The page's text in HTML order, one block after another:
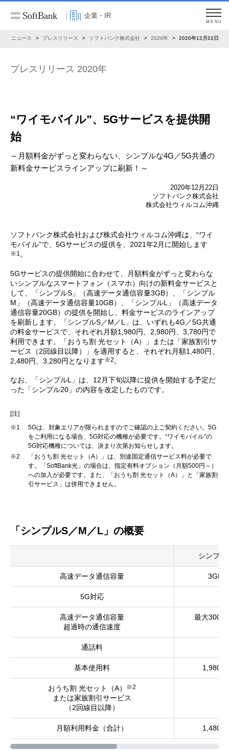
企業・IR
MENU
ニュース プレスリリース ソフトバンク株式会社 2020年 2020年12月22日
プレスリリース 2020年
“ワイモバイル”、5Gサービスを提供開
始
～月額料金がずっと変わらない、シンプルな4G／5G共通の
新料金サービスラインアップに刷新！～
2020年12月22日
ソフトバンク株式会社
株式会社ウィルコム沖縄
ソフトバンク株式会社および株式会社ウィルコム沖縄は、“ワイ
モバイル”で、5Gサービスの提供を、2021年2月に開始します
※1 。
5Gサービスの提供開始に合わせて、月額料金がずっと変わらな
いシンプルなスマートフォン（スマホ）向けの新料金サービスと
して、「シンプルS」（高速データ通信容量3GB）、「シンプル
M」（高速データ通信容量10GB）、「シンプルL」（高速データ
通信容量20GB）の提供を開始し、料金サービスのラインアップ
を刷新します。「シンプルS／M／L」は、いずれも4G／5G共通
の料金サービスで、それぞれ月額1,980円、2,980円、3,780円で
利用できます。「おうち割 光セット（A）」または「家族割引サ
ービス（2回線目以降）」を適用すると、それぞれ月額1,480円、
2,480円、3,280円となります※2 。
なお、「シンプルL」は、12月下旬以降に提供を開始する予定だ
った「シンプル20」の内容を改定したものです。
[注]
※1
5Gは、対象エリアが限られますのでご確認の上ご契約ください。5G
をご利用になる場合、5G対応の機種が必要です。“ワイモバイル”の
5G対応機種については、決まり次第お知らせします。
※2
「おうち割 光セット（A）」は、別途固定通信サービス料が必要で
す。「SoftBank光」の場合は、指定有料オプション（月額500円～）
への加入が必要です。また、「おうち割 光セット（A）」と「家族割
引サービス」は併用できません。
「シンプルS／M／L」の概要
シンプル
高速データ通信容量 3GB
5G対応
高速データ通信容量
超過時の通信速度
最大
通話料
基本使用料 1,980円
おうち割 光セット（A） ※2
または家族割引サービス
（2回線目以降）
月額利用料金（合計） 1,480円